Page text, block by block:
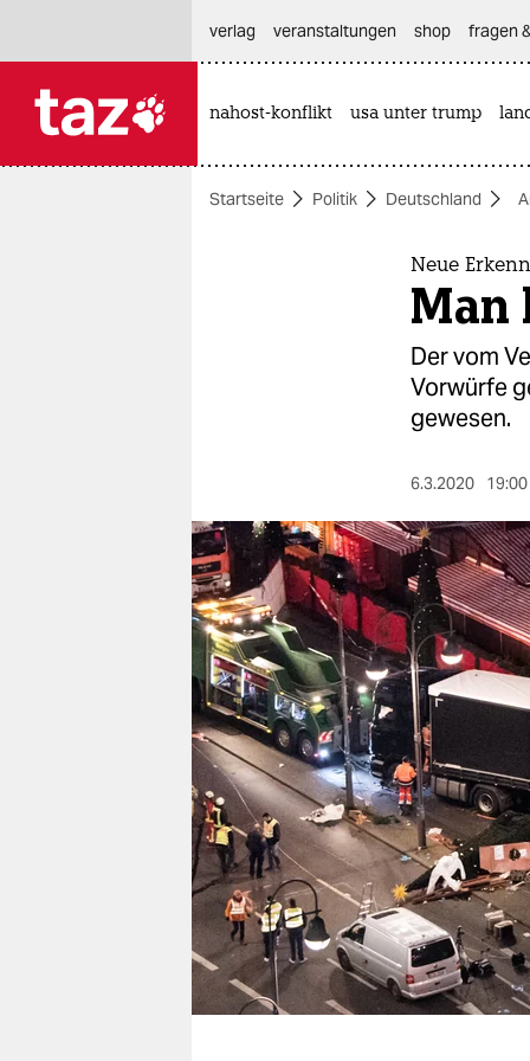
themen
berlin
nord
wahrheit
verlag
verlag
veranstaltungen
shop
fragen & hilfe
unterstützen
abo
genossenschaft
verlag
veranstaltungen shop fragen
nahost-konflikt usa unter trump
Startseite Politik Deutschland
Neue
Man
Der vom
Vorwürfe
gewesen.
6.3.2020